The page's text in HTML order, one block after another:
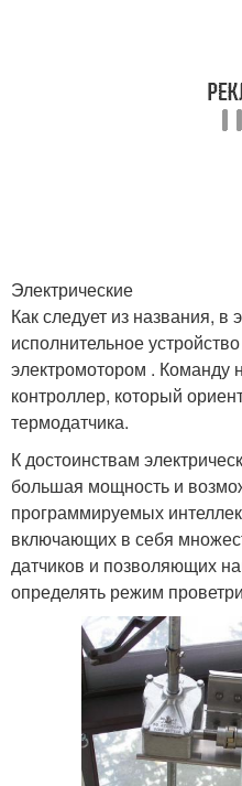
Электрические
Как следует из названия, в
исполнительное
электромотором . Команду
контроллер, который
термодатчика.
К достоинствам
большая мощность и
программируемых
включающих в себя
датчиков и позволяющих
определять режим